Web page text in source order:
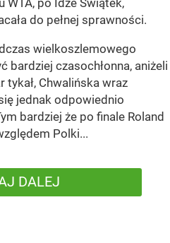
do pełnej sprawności.
wielkoszlemowego
bardziej czasochłonna, aniżeli
tykał, Chwalińska wraz
jednak odpowiednio
bardziej że po finale Roland
Polki...
DALEJ